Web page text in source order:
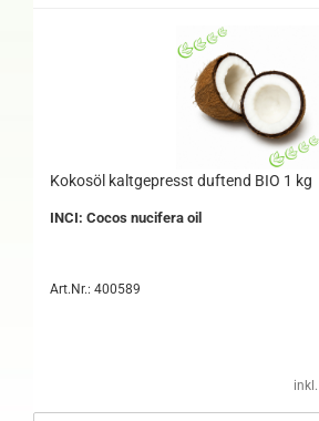
Kokosöl kaltgepresst duftend BIO 1 kg
INCI: Cocos nucifera oil
Art.Nr.: 400589